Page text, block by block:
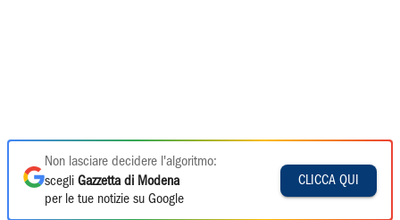
Non lasciare decidere l'algoritmo:
scegli Gazzetta di Modena
per le tue notizie su Google
CLICCA QUI